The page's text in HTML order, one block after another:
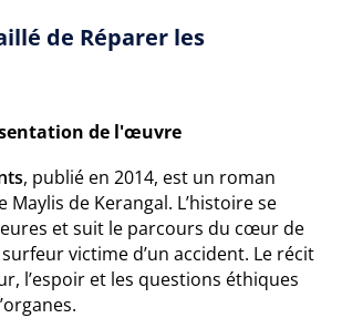
de Réparer les
de l'œuvre
, publié en 2014, est un roman
de Kerangal. L’histoire se
et suit le parcours du cœur de
victime d’un accident. Le récit
l’espoir et les questions éthiques